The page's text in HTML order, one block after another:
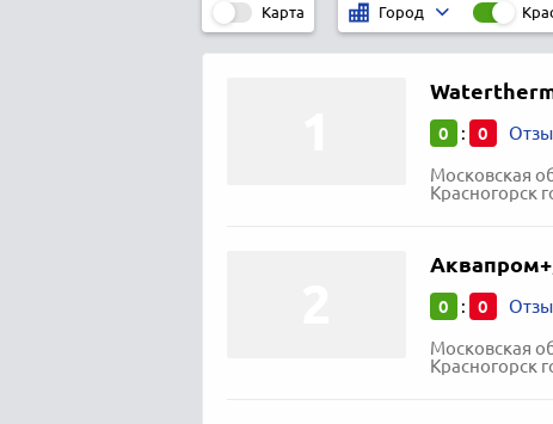
Карта Город
0 : 0
Московская
Красногорск
Аквапром+
0 : 0
Московская
Красногорск